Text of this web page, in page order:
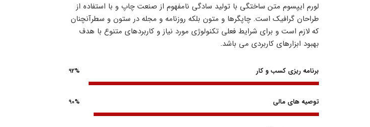
لورم ایپسوم متن ساختگی با تولید سادگی نامفهوم از صنعت چاپ و با استفاده از
طراحان گرافیک است. چاپگرها و متون بلکه روزنامه و مجله در ستون و سطرآنچنان
که لازم است و برای شرایط فعلی تکنولوژی مورد نیاز و کاربردهای متنوع با هدف
بهبود ابزارهای کاربردی می باشد.
برنامه ریزی کسب و کار 92%
توصیه های مالی 90%